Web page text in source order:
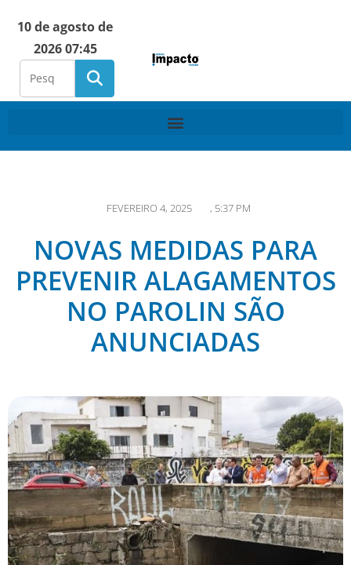
10 de agosto de
2026 07:45
FEVEREIRO 4, 2025 , 5:37 PM
NOVAS MEDIDAS PARA
PREVENIR ALAGAMENTOS
NO PAROLIN SÃO
ANUNCIADAS